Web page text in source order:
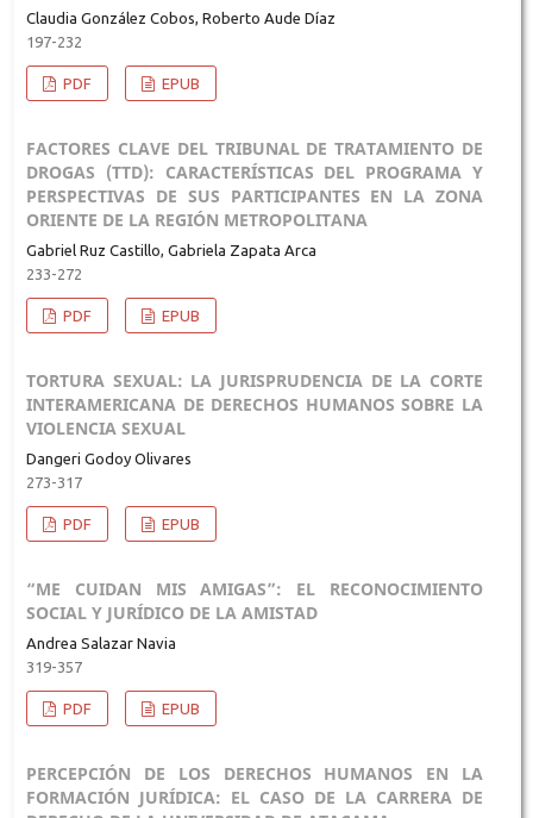
Claudia González Cobos, Roberto Aude Díaz
197-232
PDF EPUB
FACTORES CLAVE DEL TRIBUNAL DE TRATAMIENTO DE
DROGAS (TTD): CARACTERÍSTICAS DEL PROGRAMA Y
PERSPECTIVAS DE SUS PARTICIPANTES EN LA ZONA
ORIENTE DE LA REGIÓN METROPOLITANA
Gabriel Ruz Castillo, Gabriela Zapata Arca
233-272
PDF EPUB
TORTURA SEXUAL: LA JURISPRUDENCIA DE LA CORTE
INTERAMERICANA DE DERECHOS HUMANOS SOBRE LA
VIOLENCIA SEXUAL
Dangeri Godoy Olivares
273-317
PDF EPUB
“ME CUIDAN MIS AMIGAS”: EL RECONOCIMIENTO
SOCIAL Y JURÍDICO DE LA AMISTAD
Andrea Salazar Navia
319-357
PDF EPUB
PERCEPCIÓN DE LOS DERECHOS HUMANOS EN LA
FORMACIÓN JURÍDICA: EL CASO DE LA CARRERA DE